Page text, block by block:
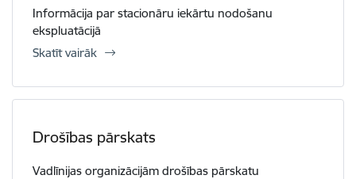
Informācija par stacionāru iekārtu nodošanu
ekspluatācijā
Skatīt vairāk
Drošības pārskats
Vadlīnijas organizācijām drošības pārskatu